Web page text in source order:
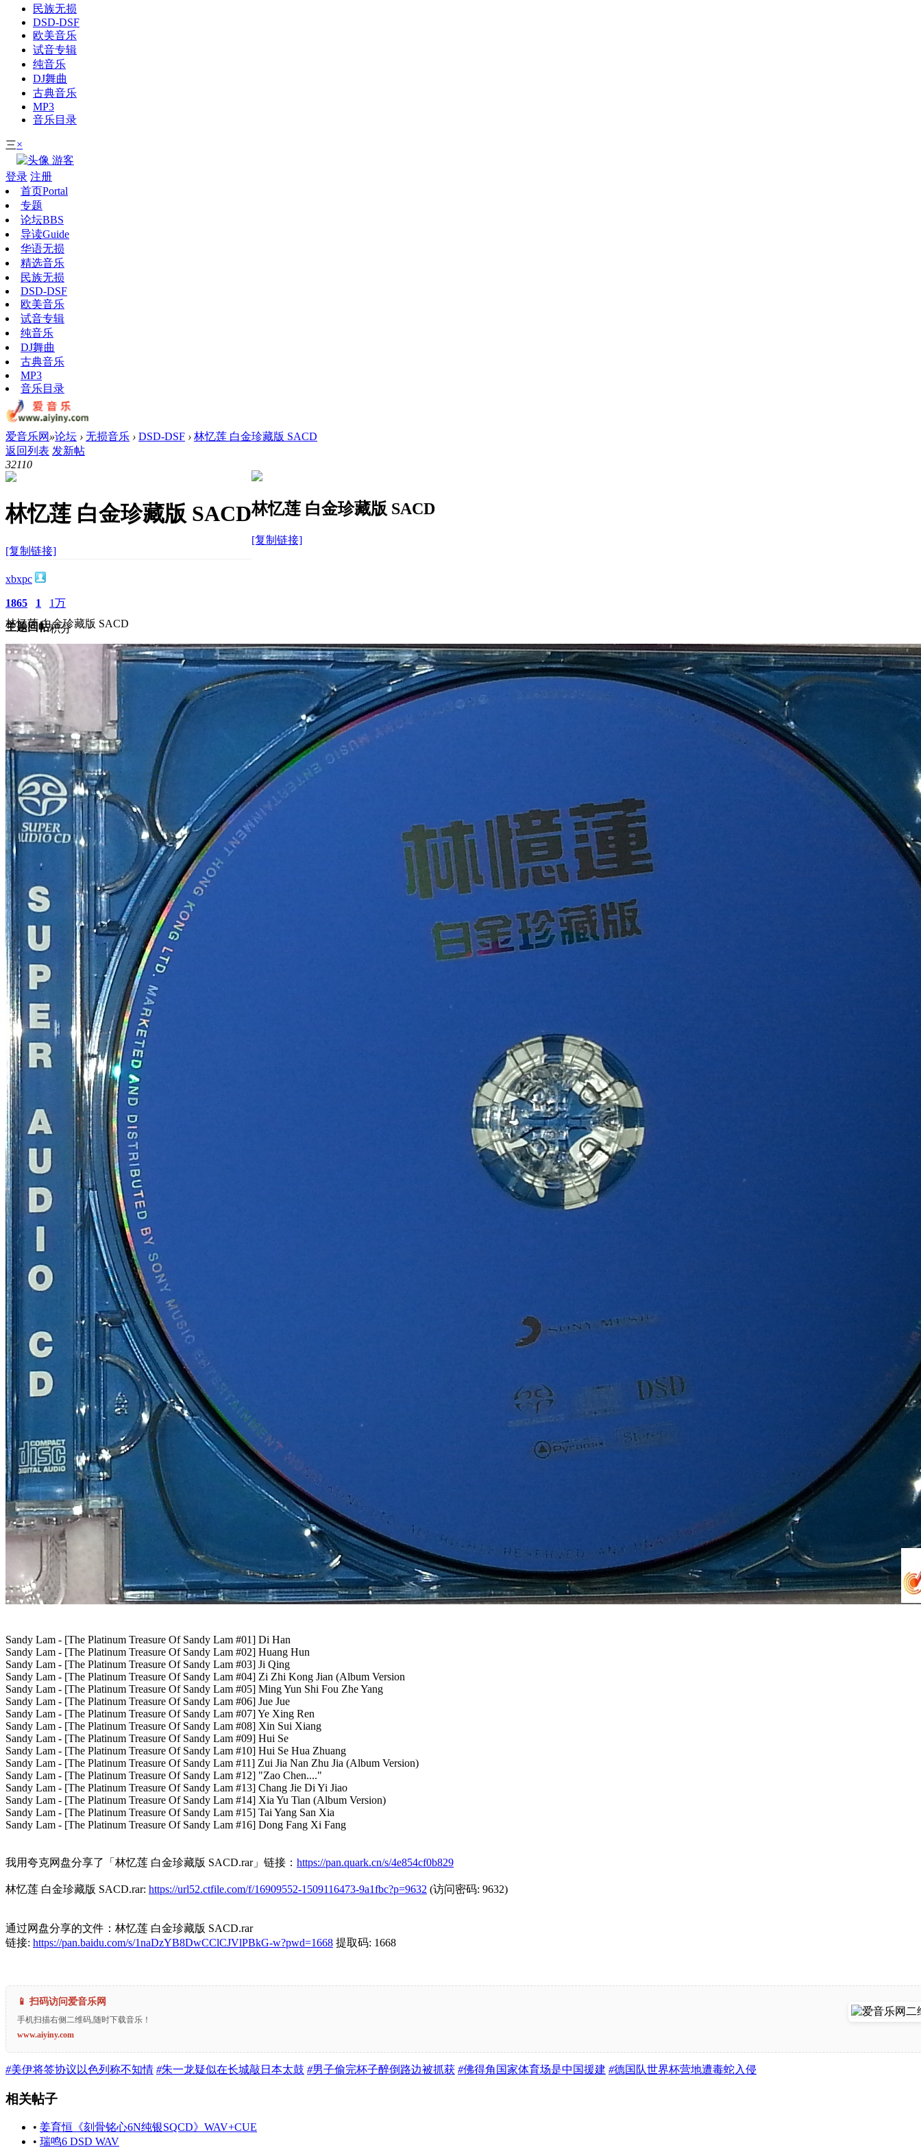
民族无损
DSD-DSF
欧美音乐
试音专辑
纯音乐
DJ舞曲
古典音乐
MP3
音乐目录
三×
游客
登录 注册
首页Portal
专题
论坛BBS
导读Guide
华语无损
精选音乐
民族无损
DSD-DSF
欧美音乐
试音专辑
纯音乐
DJ舞曲
古典音乐
MP3
音乐目录
爱音乐网 »论坛 › 无损音乐 › DSD-DSF › 林忆莲 白金珍藏版 SACD
返回列表 发新帖
32110
林忆莲 白金珍藏版 SACD
[复制链接]
林忆莲 白金珍藏版 SACD
[复制链接]
xbxpc
1865
主题
1
回帖
1万
积分
积分
10117
2025-5-28 12:56:31 显示全部楼层
阅读模式
3211
林忆莲 白金珍藏版 SACD
Sandy Lam - [The Platinum Treasure Of Sandy Lam #01] Di Han
Sandy Lam - [The Platinum Treasure Of Sandy Lam #02] Huang Hun
Sandy Lam - [The Platinum Treasure Of Sandy Lam #03] Ji Qing
Sandy Lam - [The Platinum Treasure Of Sandy Lam #04] Zi Zhi Kong Jian (Album Version
Sandy Lam - [The Platinum Treasure Of Sandy Lam #05] Ming Yun Shi Fou Zhe Yang
Sandy Lam - [The Platinum Treasure Of Sandy Lam #06] Jue Jue
Sandy Lam - [The Platinum Treasure Of Sandy Lam #07] Ye Xing Ren
Sandy Lam - [The Platinum Treasure Of Sandy Lam #08] Xin Sui Xiang
Sandy Lam - [The Platinum Treasure Of Sandy Lam #09] Hui Se
Sandy Lam - [The Platinum Treasure Of Sandy Lam #10] Hui Se Hua Zhuang
Sandy Lam - [The Platinum Treasure Of Sandy Lam #11] Zui Jia Nan Zhu Jia (Album Version)
Sandy Lam - [The Platinum Treasure Of Sandy Lam #12] "Zao Chen...."
Sandy Lam - [The Platinum Treasure Of Sandy Lam #13] Chang Jie Di Yi Jiao
Sandy Lam - [The Platinum Treasure Of Sandy Lam #14] Xia Yu Tian (Album Version)
Sandy Lam - [The Platinum Treasure Of Sandy Lam #15] Tai Yang San Xia
Sandy Lam - [The Platinum Treasure Of Sandy Lam #16] Dong Fang Xi Fang
我用夸克网盘分享了「林忆莲 白金珍藏版 SACD.rar」链接： https://pan.quark.cn/s/4e854cf0b829
林忆莲 白金珍藏版 SACD.rar: https://url52.ctfile.com/f/16909552-1509116473-9a1fbc?p=9632 (访问密码: 9632)
通过网盘分享的文件：林忆莲 白金珍藏版 SACD.rar
链接: https://pan.baidu.com/s/1naDzYB8DwCClCJVlPBkG-w?pwd=1668 提取码: 1668
📱 扫码访问爱音乐网
手机扫描右侧二维码,随时下载音乐！
www.aiyiny.com
#美伊将签协议以色列称不知情 #朱一龙疑似在长城敲日本太鼓 #男子偷完杯子醉倒路边被抓获 #佛得角国家体育场是中国援建 #德国队世界杯营地遭毒蛇入侵
相关帖子
• 姜育恒《刻骨铭心6N纯银SQCD》WAV+CUE
• 瑞鸣6 DSD WAV